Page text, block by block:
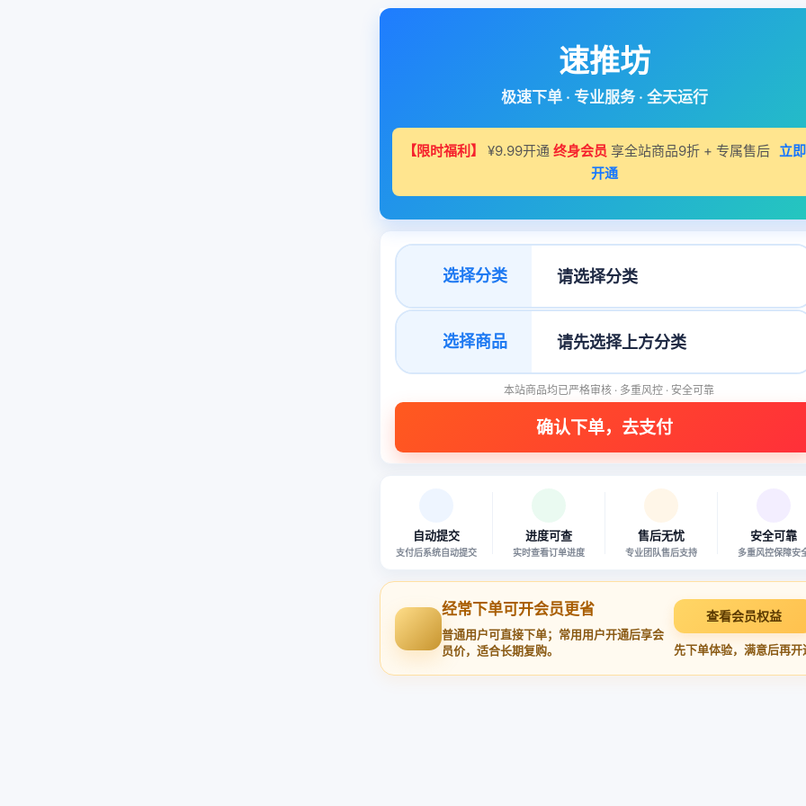
速推坊
极速下单 · 专业服务 · 全天运行
【限时福利】 ¥9.99开通 终身会员 享全站商品9折 + 专属售后 立即
开通
选择分类
选择商品
本站商品均已严格审核 · 多重风控 · 安全可靠
自动提交
支付后系统自动提交
进度可查
实时查看订单进度
售后无忧
专业团队售后支持
安全可靠
多重风控保障安
经常下单可开会员更省
普通用户可直接下单；常用用户开通后享会
员价，适合长期复购。
查看会员权益
先下单体验，满意后再开